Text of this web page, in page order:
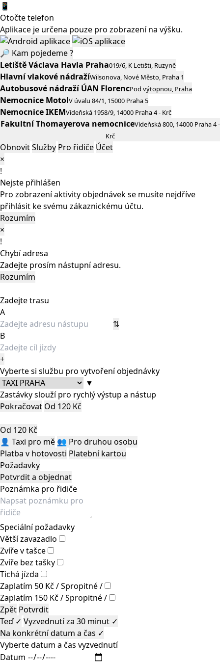
📱
Otočte telefon
Aplikace je určena pouze pro zobrazení na výšku.
🔎 Kam pojedeme ?
Letiště Václava Havla Praha019/6, K Letišti, Ruzyně
Hlavní vlakové nádražíWilsonova, Nové Město, Praha 1
Autobusové nádraží ÚAN FlorencPod výtopnou, Praha
Nemocnice MotolV úvalu 84/1, 15000 Praha 5
Nemocnice IKEMVídeňská 1958/9, 14000 Praha 4 - Krč
Fakultní Thomayerova nemocniceVídeňská 800, 14000 Praha 4 -
Krč
ObnovitSlužby Pro řidiče Účet
×
!
Nejste přihlášen
Pro zobrazení aktivity objednávek se musíte nejdříve
přihlásit ke svému zákaznickému účtu.
Rozumím
×
!
Chybí adresa
Zadejte prosím nástupní adresu.
Rozumím
Zadejte trasu
A
⇅
B
+
Vyberte si službu pro vytvoření objednávky
▼
Zastávky slouží pro rychlý výstup a nástup
Pokračovat Od 120 Kč
Od 120 Kč
👤 Taxi pro mě 👥 Pro druhou osobu
Platba v hotovosti Platební kartou
Požadavky
Potvrdit a objednat
Poznámka pro řidiče
Speciální požadavky
Větší zavazadlo
Zvíře v tašce
Zvíře bez tašky
Tichá jízda
Zaplatím 50 Kč / Spropitné /
Zaplatím 150 Kč / Spropitné /
Zpět Potvrdit
Teď ✓ Vyzvednutí za 30 minut ✓
Na konkrétní datum a čas ✓
Vyberte datum a čas vyzvednutí
Datum